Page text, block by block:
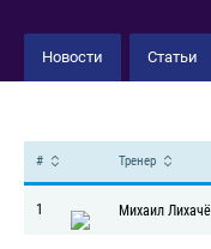
Новости Статьи
# Тренер
1 Михаил